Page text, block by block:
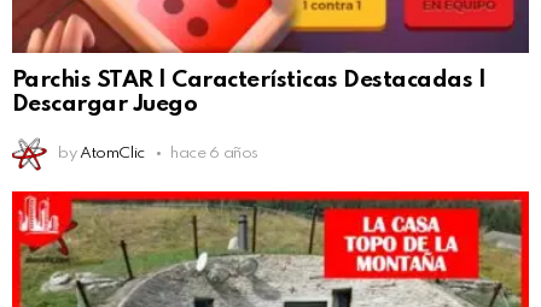
Parchis STAR | Características Destacadas |
Descargar Juego
by AtomClic hace 6 años